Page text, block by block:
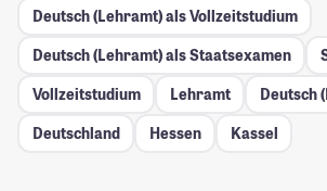
Deutsch (Lehramt) als Vollzeitstudium
Deutsch (Lehramt) als Staatsexamen
Vollzeitstudium
Lehramt
Deutsch
Deutschland
Hessen Kassel